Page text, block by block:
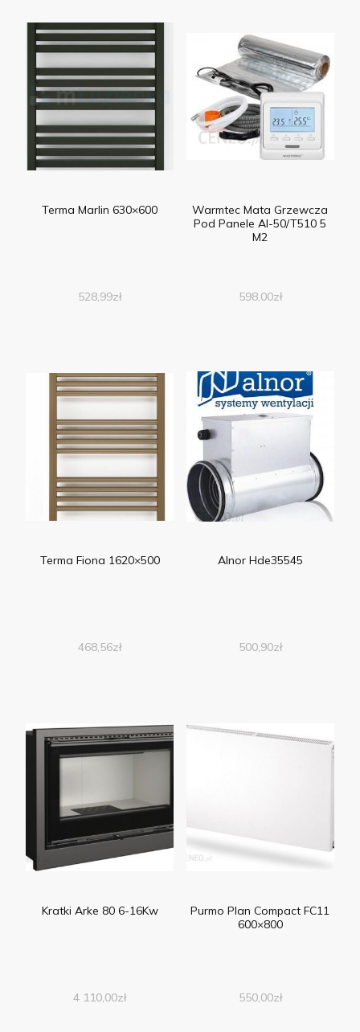
Terma Marlin 630×600
528,99zł
Warmtec Mata Grzewcza
Pod Panele Al-50/T510 5
M2
598,00zł
Terma Fiona 1620×500
468,56zł
Alnor Hde35545
500,90zł
Kratki Arke 80 6-16Kw
4 110,00zł
Purmo Plan Compact FC11
600×800
550,00zł